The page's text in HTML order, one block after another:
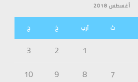
أغسطس 2018
ث أرب خ ج
1
2
3
7
8
9
10